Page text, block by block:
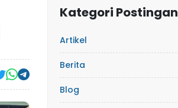
Kategori Postingan
Artikel
Berita
Blog